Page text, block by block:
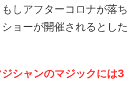
しアフターコロナが落ち
ョーが開催されるとした
ジシャンのマジックには3